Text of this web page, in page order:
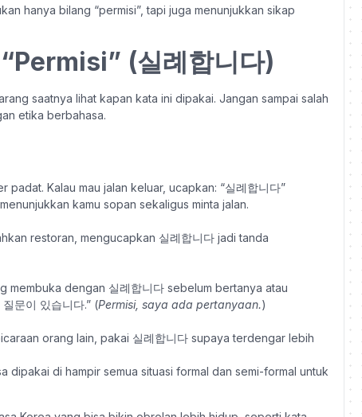
hanya bilang “permisi”, tapi juga menunjukkan sikap
(실례합니다)
saatnya lihat kapan kata ini dipakai. Jangan sampai salah
etika berbahasa.
Kalau mau jalan keluar, ucapkan: “실례합니다”
kamu sopan sekaligus minta jalan.
restoran, mengucapkan 실례합니다 jadi tanda
membuka dengan 실례합니다 sebelum bertanya atau
문이 있습니다.” (Permisi, saya ada pertanyaan.)
orang lain, pakai 실례합니다 supaya terdengar lebih
dipakai di hampir semua situasi formal dan semi-formal untuk